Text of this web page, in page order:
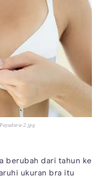
2.jpg
berubah dari tahun ke
ukuran bra itu